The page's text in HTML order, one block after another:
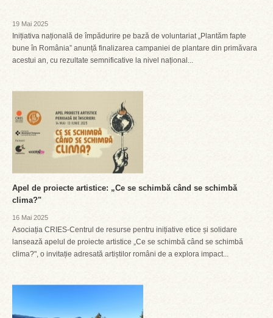
19 Mai 2025
Inițiativa națională de împădurire pe bază de voluntariat „Plantăm fapte
bune în România” anunță finalizarea campaniei de plantare din primăvara
acestui an, cu rezultate semnificative la nivel național...
Apel de proiecte artistice: „Ce se schimbă când se schimbă
clima?"
16 Mai 2025
Asociația CRIES-Centrul de resurse pentru inițiative etice și solidare
lansează apelul de proiecte artistice „Ce se schimbă când se schimbă
clima?", o invitație adresată artiștilor români de a explora impact...